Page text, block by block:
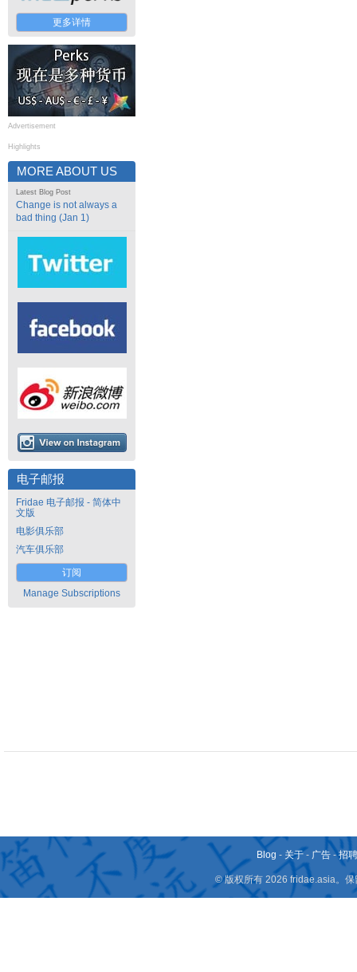
更多详情
Advertisement
Highlights
MORE ABOUT US
Latest Blog Post
Change is not always a
bad thing (Jan 1)
电子邮报
Fridae 电子邮报 - 简体中
文版
电影俱乐部
汽车俱乐部
订阅
Manage Subscriptions
Blog - 关于 - 广告 -招
© 版权所有 2026 fridae.asia。